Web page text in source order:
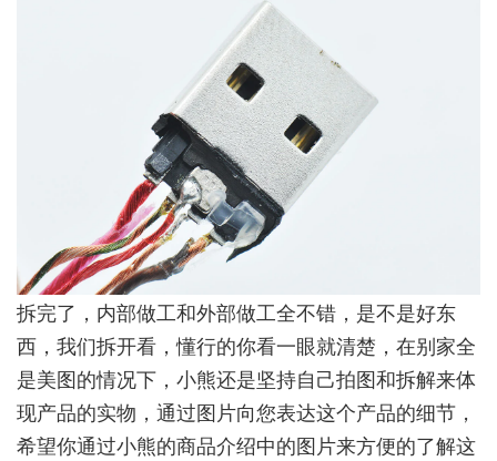
拆完了，内部做工和外部做工全不错，是不是好东
西，我们拆开看，懂行的你看一眼就清楚，在别家全
是美图的情况下，小熊还是坚持自己拍图和拆解来体
现产品的实物，通过图片向您表达这个产品的细节，
希望你通过小熊的商品介绍中的图片来方便的了解这